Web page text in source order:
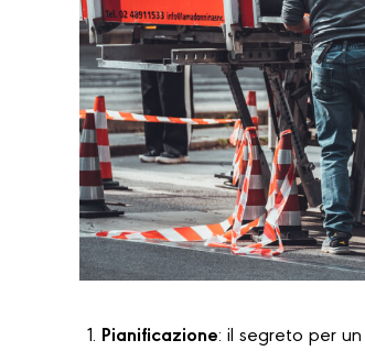
Pianificazione: il segreto per